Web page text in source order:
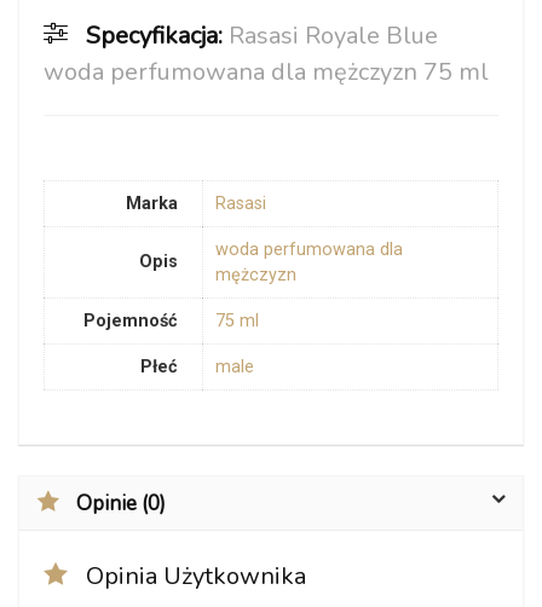
Specyfikacja: Rasasi Royale Blue
woda perfumowana dla mężczyzn 75 ml
Marka Rasasi
Opis
woda perfumowana dla
mężczyzn
Pojemność 75 ml
Płeć male
Opinie (0)
Opinia Użytkownika